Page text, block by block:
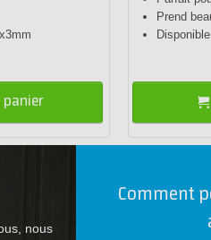
panier
Prend
nous
Comment